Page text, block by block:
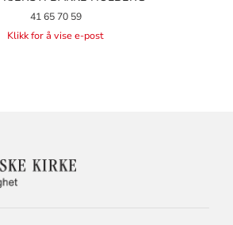
41 65 70 59
Klikk for å vise e-post
KONTAKTINFORMASJON